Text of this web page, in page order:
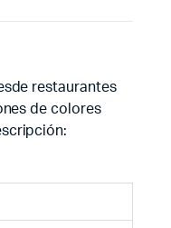
restaurantes
de colores